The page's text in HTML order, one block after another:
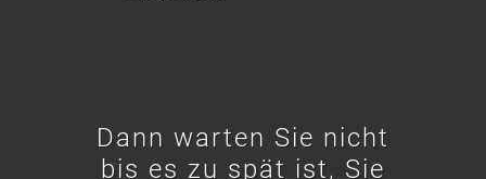
Dann warten Sie nicht
bis es zu spät ist, Sie